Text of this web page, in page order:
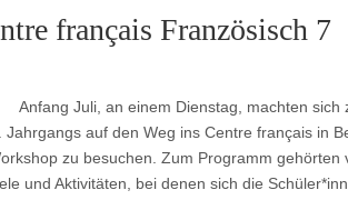
français Französisch 7
Anfang Juli, an einem Dienstag, machten sich
auf den Weg ins Centre français in
zu besuchen. Zum Programm gehörten
und Aktivitäten, bei denen sich die